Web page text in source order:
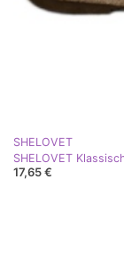
SHELOVET
SHELOVET
17,65 €